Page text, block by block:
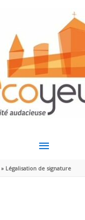
MENU
Légalisation de signature